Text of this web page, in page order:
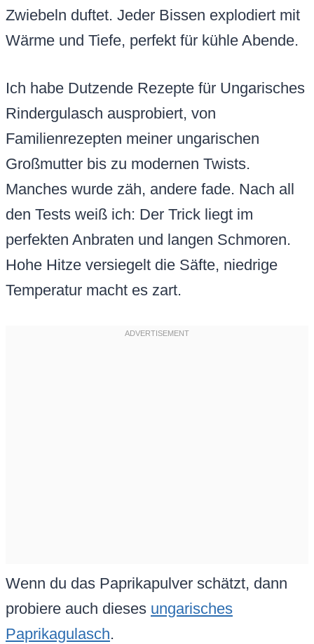
Zwiebeln duftet. Jeder Bissen explodiert mit
Wärme und Tiefe, perfekt für kühle Abende.
Ich habe Dutzende Rezepte für Ungarisches
Rindergulasch ausprobiert, von
Familienrezepten meiner ungarischen
Großmutter bis zu modernen Twists.
Manches wurde zäh, andere fade. Nach all
den Tests weiß ich: Der Trick liegt im
perfekten Anbraten und langen Schmoren.
Hohe Hitze versiegelt die Säfte, niedrige
Temperatur macht es zart.
Wenn du das Paprikapulver schätzt, dann
probiere auch dieses ungarisches
Paprikagulasch.